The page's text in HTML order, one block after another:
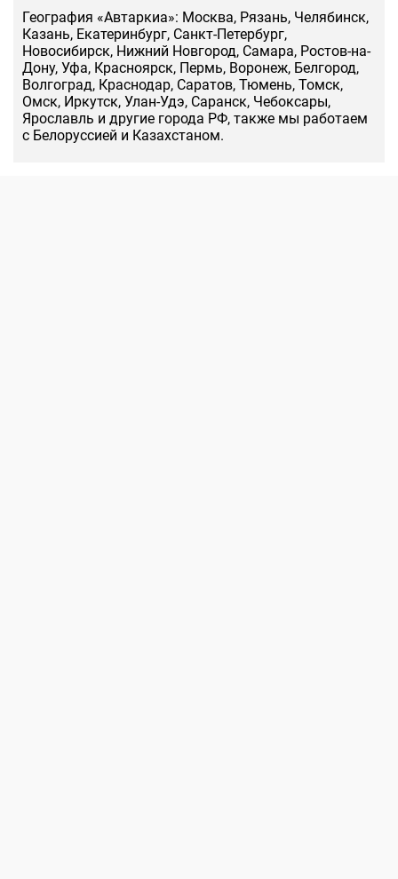
География «Автаркиа»: Москва, Рязань, Челябинск,
Казань, Екатеринбург, Санкт-Петербург,
Новосибирск, Нижний Новгород, Самара, Ростов-на-
Дону, Уфа, Красноярск, Пермь, Воронеж, Белгород,
Волгоград, Краснодар, Саратов, Тюмень, Томск,
Омск, Иркутск, Улан-Удэ, Саранск, Чебоксары,
Ярославль и другие города РФ, также мы работаем
с Белоруссией и Казахстаном.